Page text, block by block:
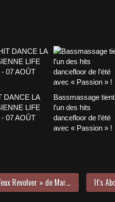
DANCE LA
LIFE
- 07 AOÛT
Bassmassage tient
l’un des hits
dancefloor de l’été
avec « Passion » !
Elise reprend « Elle A Les Yeux Revolver » de Marc Lavoine !